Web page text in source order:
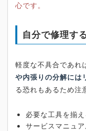
心です。
自分で修理す
軽度な不具合であれ
や内張りの分解には
る恐れもあるため注
必要な工具を揃え
サービスマニュ